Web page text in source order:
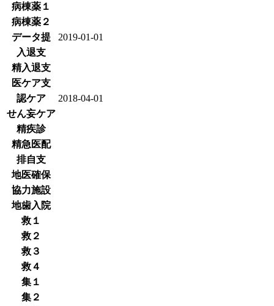
病棟薬１
病棟薬２
データ提
2019-01-01
入退支
精入退支
医ケア支
認ケア
2018-04-01
せん妄ケア
精疾診
精急医配
排自支
地医確保
協力施設
地歯入院
救１
救２
救３
救４
集１
集２